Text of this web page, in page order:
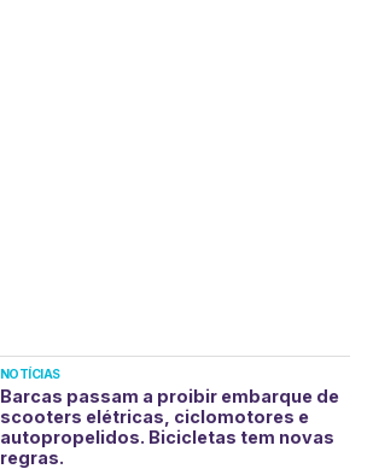
NOTÍCIAS
Barcas passam a proibir embarque de
scooters elétricas, ciclomotores e
autopropelidos. Bicicletas tem novas
regras.